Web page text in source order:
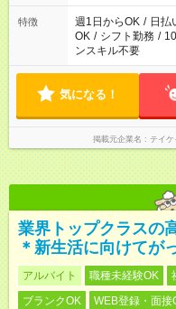
特徴 週1日からOK / 日払
OK / シフト勤務 /
ンスキル不要
気になる！
掲載元企業名 テイケ
業界トップクラスの
＊新生活に向けてが
アルバイト 職種未経験OK
ブランクOK
WEB登録・面接